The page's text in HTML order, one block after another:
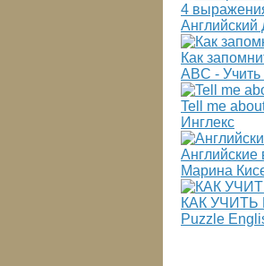
4
Как
ABC - Учить
Tell me
Инглекс
Марина
КАК УЧИТЬ
Puzzle